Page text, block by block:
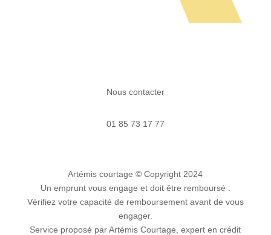
Nous contacter
01 85 73 17 77
Artémis courtage© Copyright 2024
Un emprunt vous engage et doit être remboursé .
Vérifiez votre capacité de remboursement avant de vous
engager.
Service proposé par Artémis Courtage, expert en crédit